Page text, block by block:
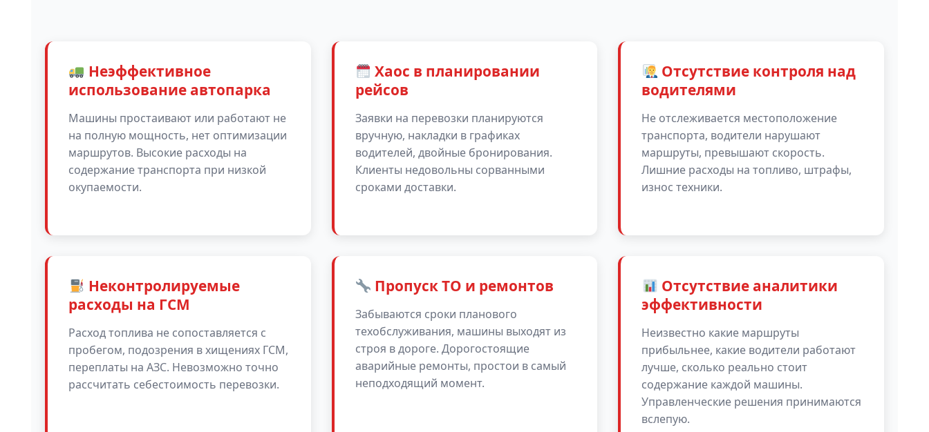
Неэффективное
использование автопарка
Машины простаивают или работают не
на полную мощность, нет оптимизации
маршрутов. Высокие расходы на
содержание транспорта при низкой
окупаемости.
Хаос в планировании
рейсов
Заявки на перевозки планируются
вручную, накладки в графиках
водителей, двойные бронирования.
Клиенты недовольны сорванными
сроками доставки.
Отсутствие контроля над
водителями
Не отслеживается местоположение
транспорта, водители нарушают
маршруты, превышают скорость.
Лишние расходы на топливо, штрафы,
износ техники.
Неконтролируемые
расходы на ГСМ
Расход топлива не сопоставляется с
пробегом, подозрения в хищениях ГСМ,
переплаты на АЗС. Невозможно точно
рассчитать себестоимость перевозки.
Пропуск ТО и ремонтов
Забываются сроки планового
техобслуживания, машины выходят из
строя в дороге. Дорогостоящие
аварийные ремонты, простои в самый
неподходящий момент.
Отсутствие аналитики
эффективности
Неизвестно какие маршруты
прибыльнее, какие водители работают
лучше, сколько реально стоит
содержание каждой машины.
Управленческие решения принимаются
вслепую.